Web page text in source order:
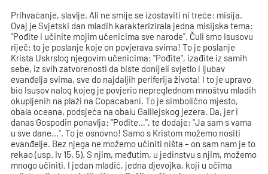
Prihvaćanje, slavlje. Ali ne smije se izostaviti ni treće: misija.
Ovaj je Svjetski dan mladih karakterizirala jedna misijska tema:
"Pođite i učinite mojim učenicima sve narode". Čuli smo Isusovu
riječ: to je poslanje koje on povjerava svima! To je poslanje
Krista Uskrslog njegovim učenicima: "Pođite", izađite iz samih
sebe, iz svih zatvorenosti da biste donijeli svjetlo i ljubav
evanđelja svima, sve do najdaljih periferija života! I to je upravo
bio Isusov nalog kojeg je povjerio nepreglednom mnoštvu mladih
okupljenih na plaži na Copacabani. To je simbolično mjesto,
obala oceana, podsjeća na obalu Galilejskog jezera. Da, jer i
danas Gospodin ponavlja: "Pođite…", te dodaje: "Ja sam s vama
u sve dane…". To je osnovno! Samo s Kristom možemo nositi
evanđelje. Bez njega ne možemo učiniti ništa – on sam nam je to
rekao (usp. Iv 15, 5). S njim, međutim, u jedinstvu s njim, možemo
mnogo učiniti. I jedan mladić, jedna djevojka, koji u očima